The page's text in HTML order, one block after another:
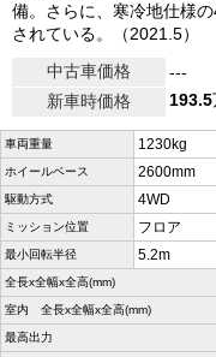
備。さらに、寒冷地仕様
されている。（2021.5）
中古車価格
---
新車時価格
193.5
車両重量 1230kg
ホイールベース 2600mm
駆動方式 4WD
ミッション位置 フロア
最小回転半径 5.2m
全長x全幅x全高(mm)
室内 全長x全幅x全高(mm)
最高出力